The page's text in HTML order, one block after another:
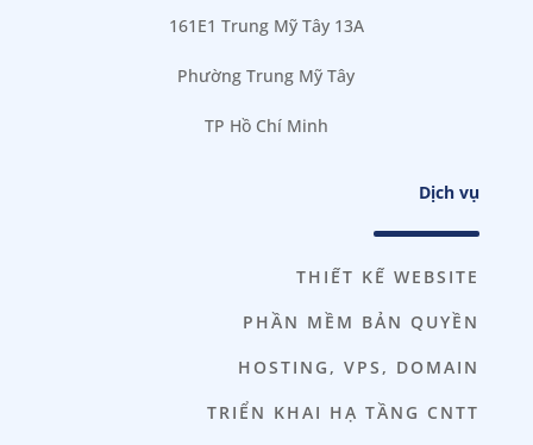
161E1 Trung Mỹ Tây 13A
Phường Trung Mỹ Tây
TP Hồ Chí Minh
Dịch vụ
THIẾT KẾ WEBSITE
PHẦN MỀM BẢN QUYỀN
HOSTING, VPS, DOMAIN
TRIỂN KHAI HẠ TẦNG CNTT